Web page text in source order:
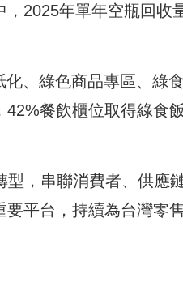
2025年單年空瓶回收
、綠色商品專區、綠
餐飲櫃位取得綠食
，串聯消費者、供應
平台，持續為台灣零